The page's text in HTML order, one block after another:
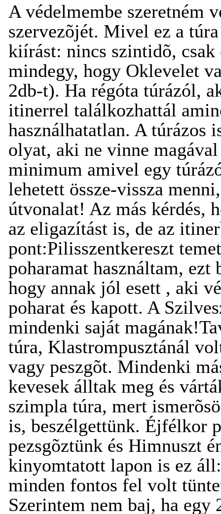
A védelmembe szeretném
szervezõjét. Mivel ez a
kiírást: nincs szintidõ, csak
mindegy, hogy Oklevelet
2db-t). Ha régóta túrázól,
itinerrel találkozhattál
használhatatlan. A túrázos
olyat, aki ne vinne
minimum amivel egy
lehetett össze-vissza
útvonalat! Az más kérdés,
az eligazítást is, de az
pont:Pilisszentkereszt
poharamat használtam,
hogy annak jól esett , aki
poharat és kapott. A
mindenki saját
túra, Klastrompusztánál
vagy peszgõt. Mindenki
kevesek álltak meg és
szimpla túra, mert
is, beszélgettünk. Éjfélkor
pezsgõztünk és Himnuszt
kinyomtatott lapon is ez
minden fontos fel volt
Szerintem nem baj, ha egy